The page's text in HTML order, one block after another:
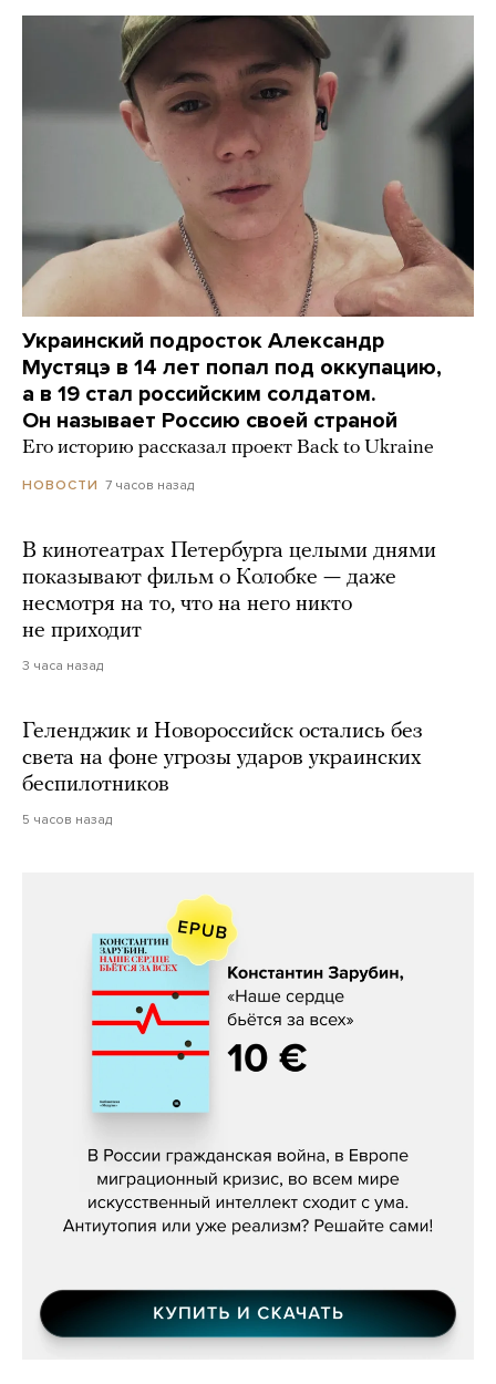
Украинский подросток Александр
Мустяцэ в 14 лет попал под оккупацию,
а в 19 стал российским солдатом.
Он называет Россию своей страной
Его историю рассказал проект Back to Ukraine
НОВОСТИ 7 часов назад
В кинотеатрах Петербурга целыми днями
показывают фильм о Колобке — даже
несмотря на то, что на него никто
не приходит
3 часа назад
Геленджик и Новороссийск остались без
света на фоне угрозы ударов украинских
беспилотников
5 часов назад
Константин Зарубин, «Наше сердце